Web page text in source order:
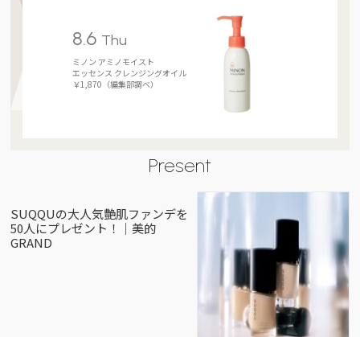
8.6 Thu
ミノン アミノモイスト
エッセンス クレンジングオイル
￥1,870（編集部調べ）
Present
SUQQUの大人気艶肌ファンデを
50人にプレゼント！｜美的
GRAND